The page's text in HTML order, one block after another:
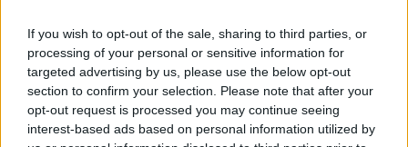
If you wish to opt-out of the sale, sharing to third parties, or
processing of your personal or sensitive information for
targeted advertising by us, please use the below opt-out
section to confirm your selection. Please note that after your
opt-out request is processed you may continue seeing
interest-based ads based on personal information utilized by